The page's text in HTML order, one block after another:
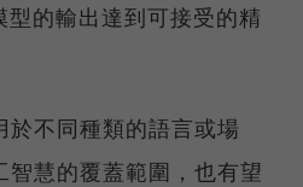
的輸出達到可接受的精
不同種類的語言或場
慧的覆蓋範圍，也有望